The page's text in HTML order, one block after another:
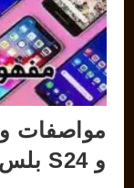
و S24 بلس